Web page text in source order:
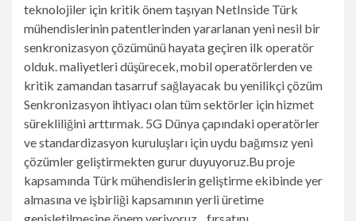
teknolojiler için kritik önem taşıyan NetInside Türk
mühendislerinin patentlerinden yararlanan yeni nesil bir
senkronizasyon çözümünü hayata geçiren ilk operatör
olduk. maliyetleri düşürecek, mobil operatörlerden ve
kritik zamandan tasarruf sağlayacak bu yenilikçi çözüm
Senkronizasyon ihtiyacı olan tüm sektörler için hizmet
sürekliliğini arttırmak. 5G Dünya çapındaki operatörler
ve standardizasyon kuruluşları için uydu bağımsız yeni
çözümler geliştirmekten gurur duyuyoruz.Bu proje
kapsamında Türk mühendislerin geliştirme ekibinde yer
almasına ve işbirliği kapsamının yerli üretime